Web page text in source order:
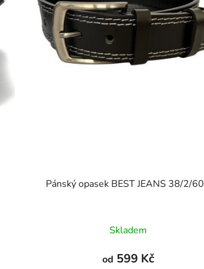
Pánský opasek BEST JEANS 38/2/
Skladem
od 599 Kč